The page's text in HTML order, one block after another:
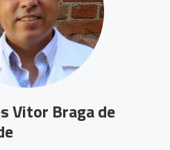
Vitor Braga de